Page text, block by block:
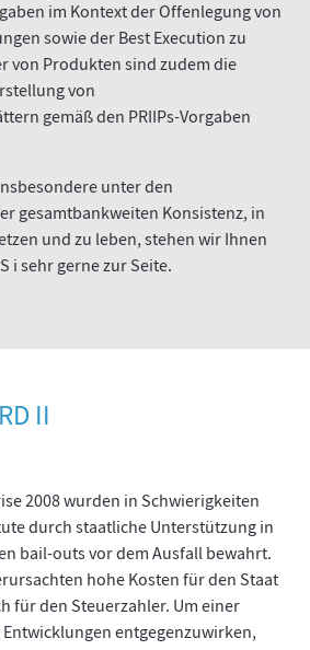
im Kontext der Offenlegung von
sowie der Best Execution zu
von Produkten sind zudem die
von
gemäß den PRIIPs-Vorgaben
unter den
gesamtbankweiten Konsistenz, in
und zu leben, stehen wir Ihnen
i sehr gerne zur Seite.
II
2008 wurden in Schwierigkeiten
durch staatliche Unterstützung in
bail-outs vor dem Ausfall bewahrt.
hohe Kosten für den Staat
für den Steuerzahler. Um einer
entgegenzuwirken,